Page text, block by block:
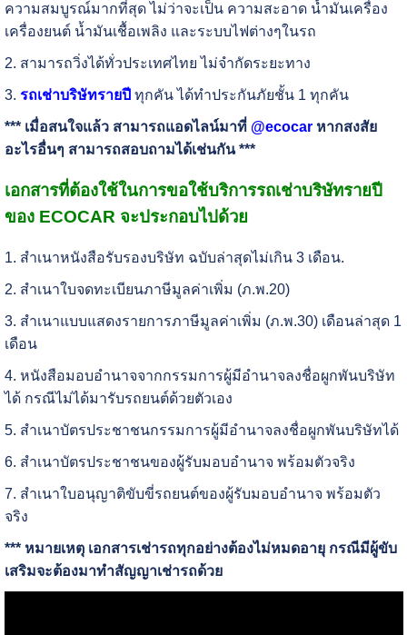
ความสมบูรณ์มากที่สุด ไม่ว่าจะเป็น ความสะอาด น้ำมันเครื่อง
เครื่องยนต์ น้ำมันเชื้อเพลิง และระบบไฟต่างๆในรถ
2. สามารถวิ่งได้ทั่วประเทศไทย ไม่จำกัดระยะทาง
3. รถเช่าบริษัทรายปี ทุกคัน ได้ทำประกันภัยชั้น 1 ทุกคัน
*** เมื่อสนใจแล้ว สามารถแอดไลน์มาที่ @ecocarหากสงสัย
อะไรอื่นๆ สามารถสอบถามได้เช่นกัน ***
เอกสารที่ต้องใช้ในการขอใช้บริการรถเช่าบริษัทรายปี
ของ ECOCAR จะประกอบไปด้วย
1. สำเนาหนังสือรับรองบริษัท ฉบับล่าสุดไม่เกิน 3 เดือน.
2. สำเนาใบจดทะเบียนภาษีมูลค่าเพิ่ม (ภ.พ.20)
3. สำเนาแบบแสดงรายการภาษีมูลค่าเพิ่ม (ภ.พ.30) เดือนล่าสุด 1
เดือน
4. หนังสือมอบอำนาจจากกรรมการผู้มีอำนาจลงชื่อผูกพันบริษัท
ได้ กรณีไม่ได้มารับรถยนต์ด้วยตัวเอง
5. สำเนาบัตรประชาชนกรรมการผู้มีอำนาจลงชื่อผูกพันบริษัทได้
6. สำเนาบัตรประชาชนของผู้รับมอบอำนาจ พร้อมตัวจริง
7. สำเนาใบอนุญาติขับขี่รถยนต์ของผู้รับมอบอำนาจ พร้อมตัว
จริง
*** หมายเหตุ เอกสารเช่ารถทุกอย่างต้องไม่หมดอายุ กรณีมีผู้ขับ
เสริมจะต้องมาทำสัญญาเช่ารถด้วย